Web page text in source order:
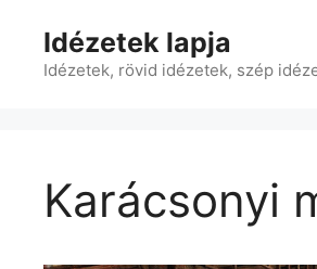
tartalomba
Idézetek lapja
Idézetek, rövid idézetek, szép
Karácsonyi